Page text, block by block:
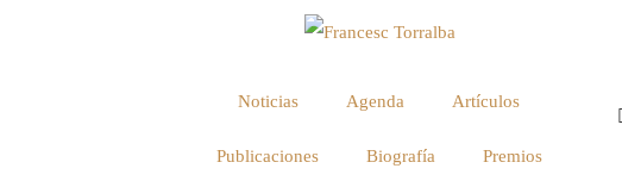
Noticias Agenda Artículos
Publicaciones Biografía Premios